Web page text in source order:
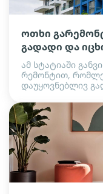
ოთხი
გადადი და
ამ სტატიაში
რემონტით,
დაუყოვნებლივ